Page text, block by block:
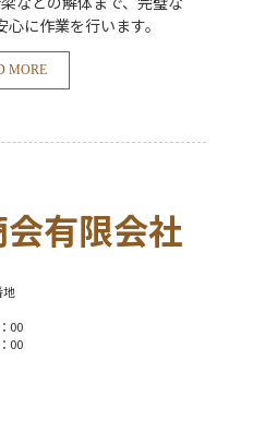
に作業を行います。
MORE
有限会社
00
00